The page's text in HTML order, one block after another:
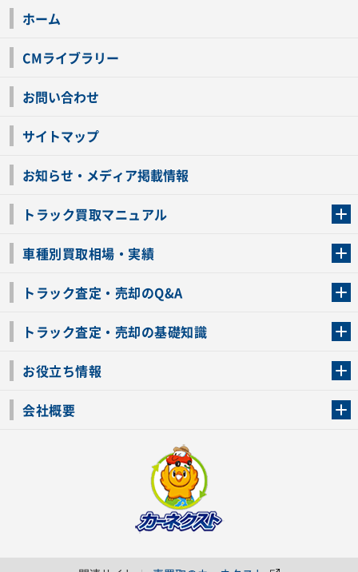
ホーム
CMライブラリー
お問い合わせ
サイトマップ
お知らせ・メディア掲載情報
トラック買取マニュアル
車種別買取相場・実績
トラック査定・売却のQ&A
トラック査定・売却の基礎知識
お役立ち情報
会社概要